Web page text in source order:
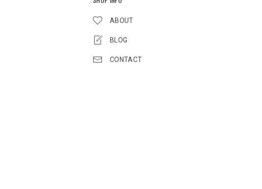
ABOUT
BLOG
CONTACT